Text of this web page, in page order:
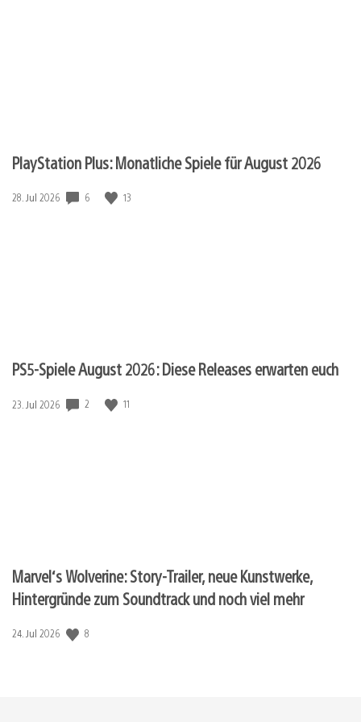
PlayStation Plus: Monatliche Spiele für August 2026
Veröffentlichungsdatum:
28. Jul 2026 6 13
PS5-Spiele August 2026: Diese Releases erwarten euch
Veröffentlichungsdatum:
23. Jul 2026 2 11
Marvel‘s Wolverine: Story-Trailer, neue Kunstwerke,
Hintergründe zum Soundtrack und noch viel mehr
Veröffentlichungsdatum:
24. Jul 2026 8